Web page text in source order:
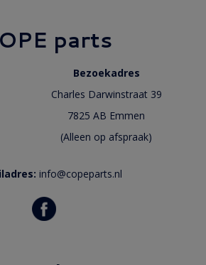
parts
Bezoekadres
Charles Darwinstraat 39
7825 AB Emmen
(Alleen op afspraak)
info@copeparts.nl